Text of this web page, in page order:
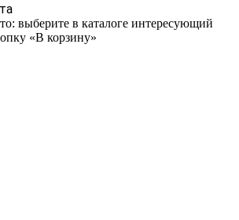
выберите в каталоге интересующий
«В корзину»